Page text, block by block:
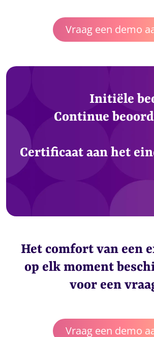
Vraag een demo
Initiële
Continue
Certificaat aan het
Het comfort van een
op elk moment
voor een
Vraag een demo